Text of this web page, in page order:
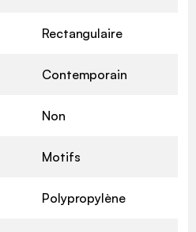
Rectangulaire
Contemporain
Non
Motifs
Polypropylène